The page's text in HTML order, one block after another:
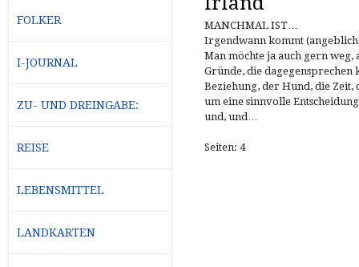
MANCHMAL IST…
Irgendwann kommt
Man möchte ja auch gern weg,
Gründe, die dagegensprechen
Beziehung, der Hund, die Zeit,
um eine sinnvolle
und, und…
Seiten: 4
FOLKER
I-JOURNAL
ZU- UND DREINGABE:
REISE
LEBENSMITTEL
LANDKARTEN